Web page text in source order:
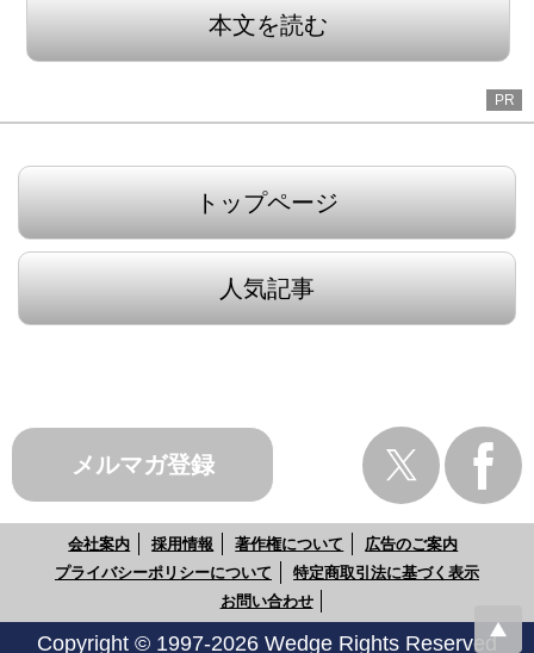
本文を読む
PR
トップページ
人気記事
メルマガ登録
会社案内 採用情報 著作権について
広告のご案内
プライバシーポリシーについて
特定商取引法に基づく表示
お問い合わせ
Copyright © 1997-2026 Wedge Rights Reserved